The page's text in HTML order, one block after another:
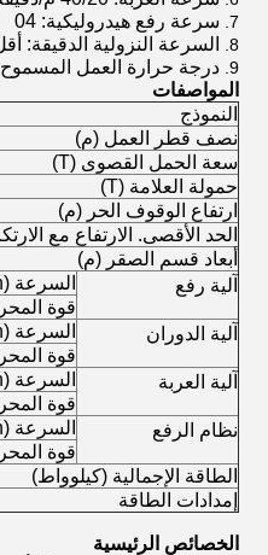
سرعة رفع هيدروليكية: 04
السرعة النزولية الدقيقة: أقل من 7
درجة حرارة العمل المسموح بها: -20
المواصفات
النموذج
نصف قطر العمل (م)
سعة الحمل القصوى (T)
حمولة العلامة (T)
ارتفاع الوقوف الحر (م)
الحد الأقصى. الارتفاع مع
أبعاد قسم الصقر (م)
آلية رفع
السرعة (m/min)
قوة
آلية الدوران
السرعة (r/min)
قوة
آلية العربة
السرعة (m/min)
قوة
نظام الرفع
السرعة (m/min)
قوة
الطاقة الإجمالية (كيلوواط)
إمدادات الطاقة
الخصائص الرئيسية